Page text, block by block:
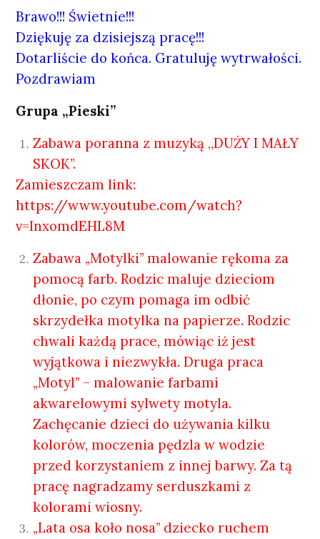
Brawo!!! Świetnie!!!
Dziękuję za dzisiejszą pracę!!!
Dotarliście do końca. Gratuluję wytrwałości.
Pozdrawiam
Grupa „Pieski”
Zabawa poranna z muzyką ,,DUŻY I MAŁY
SKOK’’.
Zamieszczam link:
https://www.youtube.com/watch?
v=InxomdEHL8M
Zabawa „Motylki” malowanie rękoma za
pomocą farb. Rodzic maluje dzieciom
dłonie, po czym pomaga im odbić
skrzydełka motylka na papierze. Rodzic
chwali każdą prace, mówiąc iż jest
wyjątkowa i niezwykła. Druga praca
„Motyl” – malowanie farbami
akwarelowymi sylwety motyla.
Zachęcanie dzieci do używania kilku
kolorów, moczenia pędzla w wodzie
przed korzystaniem z innej barwy. Za tą
pracę nagradzamy serduszkami z
kolorami wiosny.
„Lata osa koło nosa” dziecko ruchem